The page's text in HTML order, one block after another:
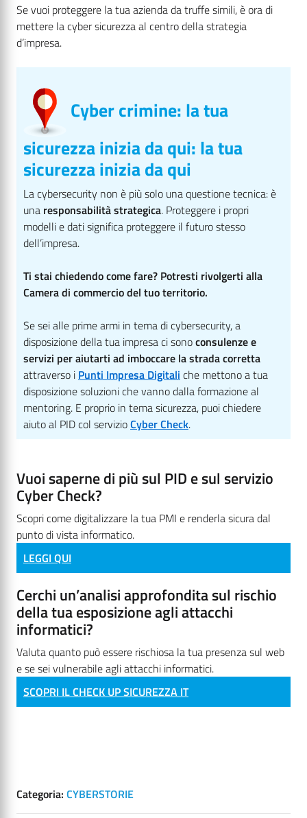
Se vuoi proteggere la tua azienda da truffe simili, è ora di
mettere la cyber sicurezza al centro della strategia
d’impresa.
Cyber crimine: la tua
sicurezza inizia da qui: la tua
sicurezza inizia da qui
La cybersecurity non è più solo una questione tecnica: è
una responsabilità strategica. Proteggere i propri
modelli e dati significa proteggere il futuro stesso
dell’impresa.
Ti stai chiedendo come fare? Potresti rivolgerti alla
Camera di commercio del tuo territorio.
Se sei alle prime armi in tema di cybersecurity, a
disposizione della tua impresa ci sonoconsulenze e
servizi per aiutarti ad imboccare la strada corretta
attraverso i Punti Impresa Digitali che mettono a tua
disposizione soluzioni che vanno dalla formazione al
mentoring. E proprio in tema sicurezza, puoi chiedere
aiuto al PID col servizioCyber Check.
Vuoi saperne di più sul PID e sul servizio
Cyber Check?
Scopri come digitalizzare la tua PMI e renderla sicura dal
punto di vista informatico.
LEGGI QUI
Cerchi un’analisi approfondita sul rischio
della tua esposizione agli attacchi
informatici?
Valuta quanto può essere rischiosa la tua presenza sul web
e se sei vulnerabile agli attacchi informatici.
SCOPRI IL CHECK UP SICUREZZA IT
Categoria: CYBERSTORIE